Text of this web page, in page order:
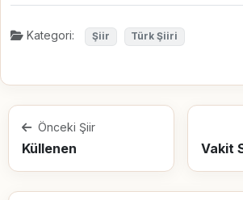
Kategori: Şiir Türk Şiiri
Önceki Şiir
Küllenen